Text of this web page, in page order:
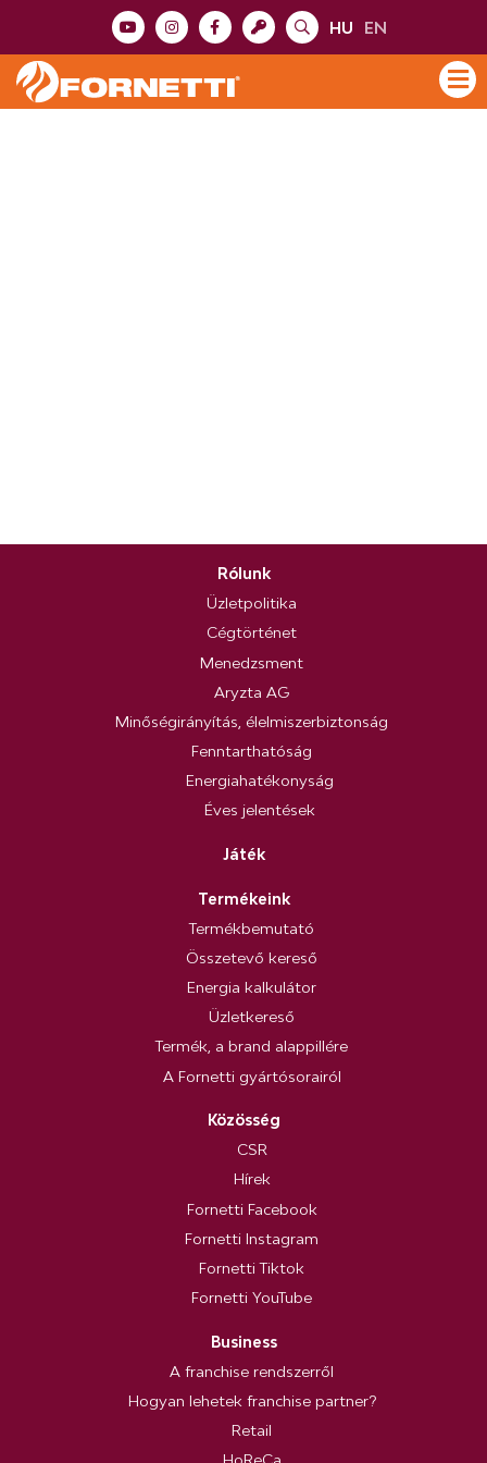
HU EN
Rólunk
Üzletpolitika
Cégtörténet
Menedzsment
Aryzta AG
Minőségirányítás, élelmiszerbiztonság
Fenntarthatóság
Energiahatékonyság
Éves jelentések
Játék
Termékeink
Termékbemutató
Összetevő kereső
Energia kalkulátor
Üzletkereső
Termék, a brand alappillére
A Fornetti gyártósorairól
Közösség
CSR
Hírek
Fornetti Facebook
Fornetti Instagram
Fornetti Tiktok
Fornetti YouTube
Business
A franchise rendszerről
Hogyan lehetek franchise partner?
Retail